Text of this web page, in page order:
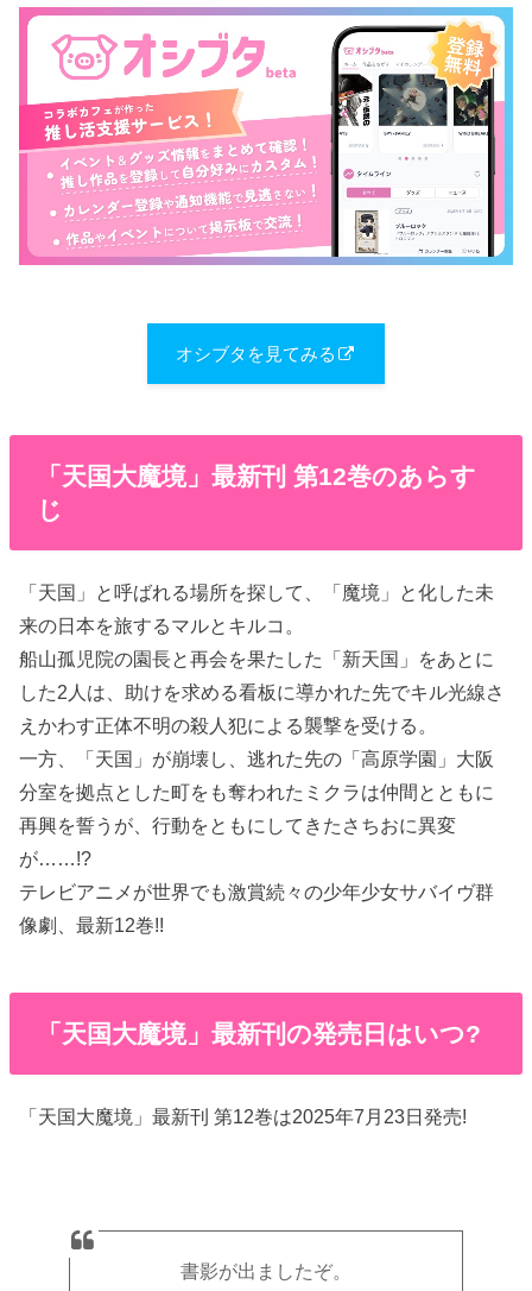
オシブタを見てみる
「天国大魔境」最新刊 第12巻のあらす
じ
「天国」と呼ばれる場所を探して、「魔境」と化した未
来の日本を旅するマルとキルコ。
船山孤児院の園長と再会を果たした「新天国」をあとに
した2人は、助けを求める看板に導かれた先でキル光線さ
えかわす正体不明の殺人犯による襲撃を受ける。
一方、「天国」が崩壊し、逃れた先の「高原学園」大阪
分室を拠点とした町をも奪われたミクラは仲間とともに
再興を誓うが、行動をともにしてきたさちおに異変
が……!?
テレビアニメが世界でも激賞続々の少年少女サバイヴ群
像劇、最新12巻!!
「天国大魔境」最新刊の発売日はいつ?
「天国大魔境」最新刊 第12巻は2025年7月23日発売!
書影が出ましたぞ。